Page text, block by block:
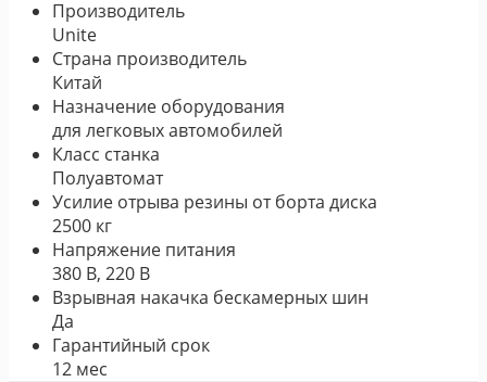
Производитель
Unite
Страна производитель
Китай
Назначение оборудования
для легковых автомобилей
Класс станка
Полуавтомат
Усилие отрыва резины от борта диска
2500 кг
Напряжение питания
380 В, 220 В
Взрывная накачка бескамерных шин
Да
Гарантийный срок
12 мес